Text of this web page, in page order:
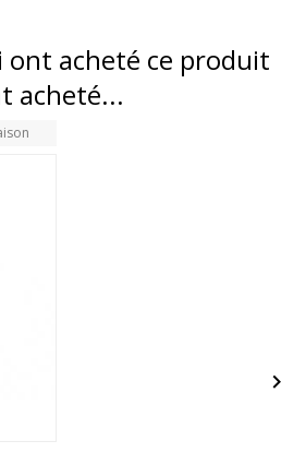
ont acheté ce produit
acheté...
